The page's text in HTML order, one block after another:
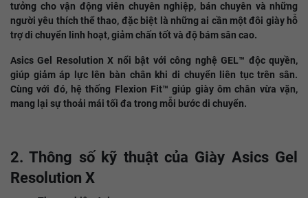
tưởng cho vận động viên chuyên nghiệp, bán chuyên và những
người yêu thích thể thao, đặc biệt là những ai cần một đôi giày hỗ
trợ di chuyển linh hoạt, giảm chấn tốt và độ bám sân cao.
Asics Gel Resolution X nổi bật với công nghệ GEL™ độc quyền,
giúp giảm áp lực lên bàn chân khi di chuyển liên tục trên sân.
Cùng với đó, hệ thống Flexion Fit™ giúp giày ôm chân vừa vặn,
mang lại sự thoải mái tối đa trong mỗi bước di chuyển.
2. Thông số kỹ thuật của Giày Asics Gel
Resolution X